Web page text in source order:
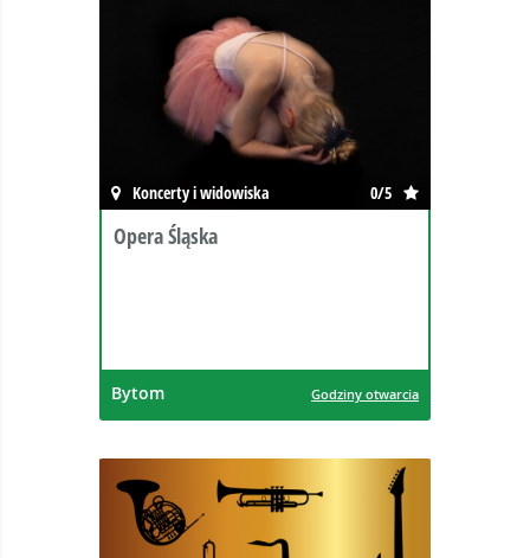
Koncerty i widowiska 0/5
Opera Śląska
Bytom Godziny otwarcia